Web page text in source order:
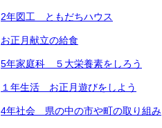
2年図工 ともだちハウス
お正月献立の給食
5年家庭科 ５大栄養素をしろう
１年生活 お正月遊びをしよう
4年社会 県の中の市や町の取り組み